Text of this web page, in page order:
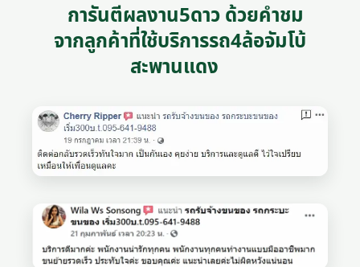
การันตีผลงาน5ดาว ด้วยคำชม
จากลูกค้าที่ใช้บริการรถ4ล้อจัมโบ้
สะพานแดง